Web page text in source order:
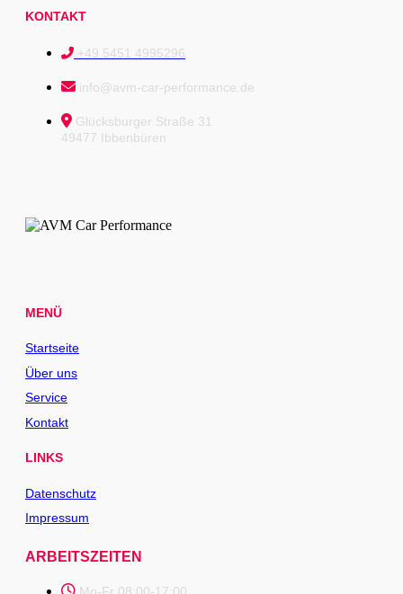
KONTAKT
+49 5451 4995296
info@avm-car-performance.de
Glücksburger Straße 31
49477 Ibbenbüren
MENÜ
Startseite
Über uns
Service
Kontakt
LINKS
Datenschutz
Impressum
ARBEITSZEITEN
Mo-Fr 08:00-17:00